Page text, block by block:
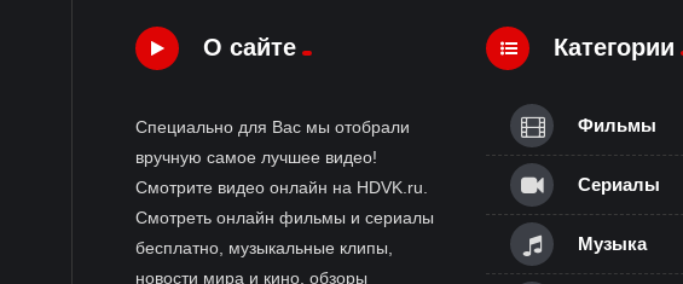
О сайте
Специально для Вас мы отобрали
вручную самое лучшее видео!
Смотрите видео онлайн на HDVK.ru.
Смотреть онлайн фильмы и сериалы
бесплатно, музыкальные клипы,
новости мира и кино, обзоры
Категории
Фильмы
Сериалы
Музыка